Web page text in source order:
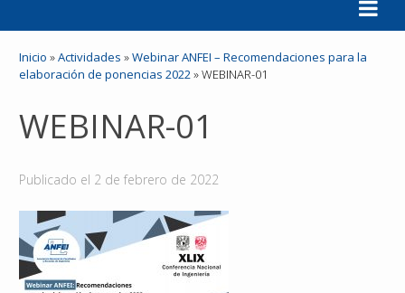
La ANFEI
Reconocimientos
Publicaciones
Inicio »Actividades »Webinar ANFEI – Recomendaciones para la
elaboración de ponencias 2022»WEBINAR-01
WEBINAR-01
Publicado el 2 de febrero de 2022